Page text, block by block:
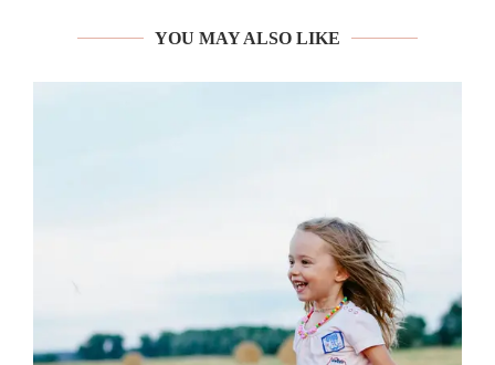
YOU MAY ALSO LIKE